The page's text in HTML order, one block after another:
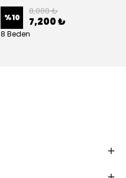
%10
8,000 ₺
7,200 ₺
8 Beden